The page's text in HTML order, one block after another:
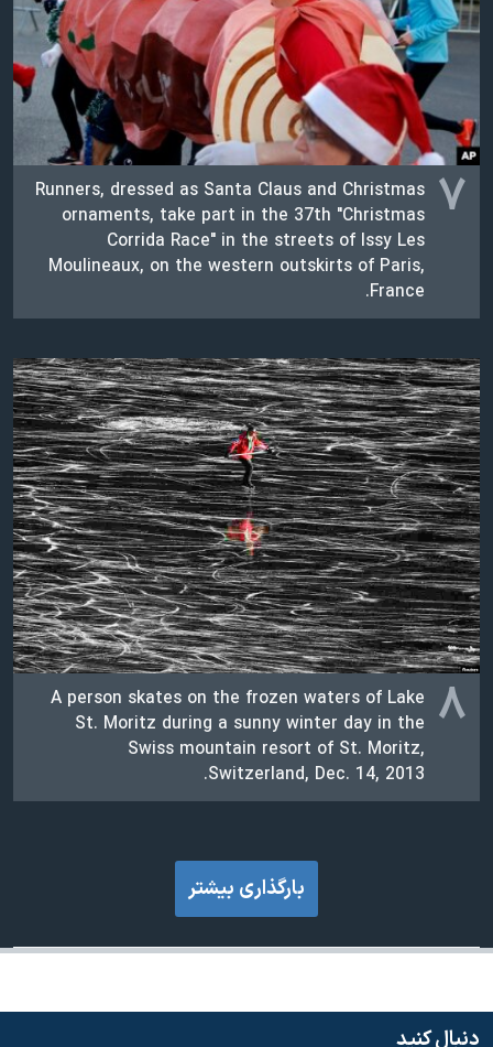
۷ Runners, dressed as Santa Claus and Christmas
ornaments, take part in the 37th "Christmas
Corrida Race" in the streets of Issy Les
Moulineaux, on the western outskirts of Paris,
France.
۸ A person skates on the frozen waters of Lake
St. Moritz during a sunny winter day in the
Swiss mountain resort of St. Moritz,
Switzerland, Dec. 14, 2013.
بارگذاری بیشتر
دنبال کنید